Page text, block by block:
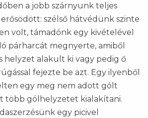
a jobb szárnyunk teljes
szélső hátvédünk szinte
volt, támadónk egy kivételével
párharcát megnyerte, amiből
helyzet alakult ki vagy pedig ő
fejezte be azt. Egy ilyenből
egy meg nem adott gólt
több gólhelyzetet kialakítani.
egy picivel